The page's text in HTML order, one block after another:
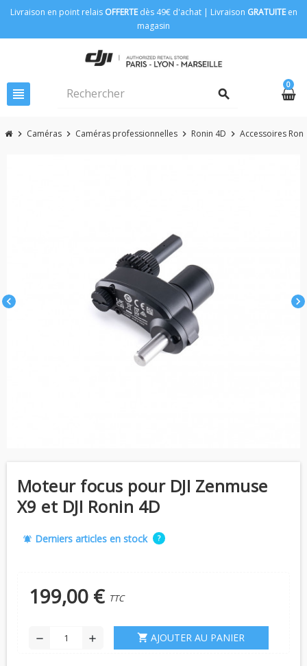
Livraison en point relais OFFERTEdès 49€ d'achat | Livraison GRATUITEen
magasin
view_headline search
0
chevron_right Caméras chevron_right Caméras professionnelles chevron_right Ronin 4D chevron_right Accessoires
chevron_left chevron_right
Moteur focus pour DJI Zenmuse
X9 et DJI Ronin 4D
notifications_active Derniers articles en stock ?
199,00 € TTC
remove add shopping_cart AJOUTER AU PANIER